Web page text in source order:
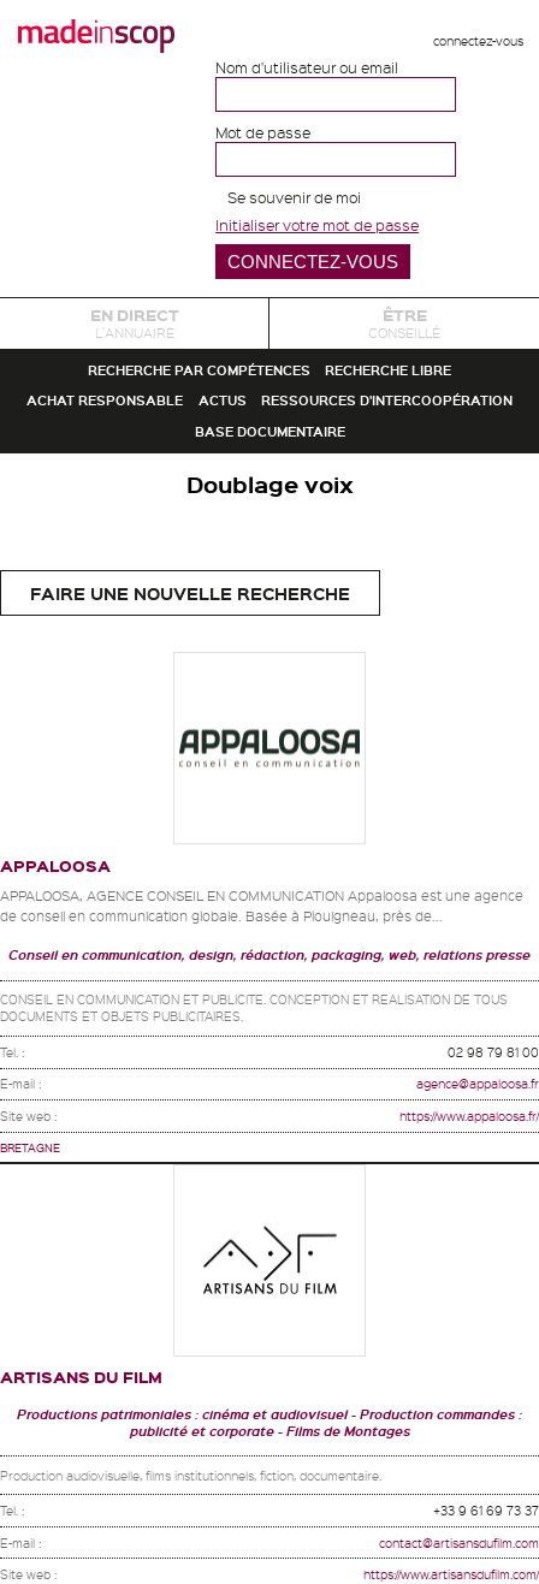
connectez-vous
Nom d'utilisateur ou email
Mot de passe
Se souvenir de moi
Initialiser votre mot de passe
EN DIRECT
L'ANNUAIRE
ÊTRE
CONSEILLÉ
RECHERCHE PAR COMPÉTENCES
RECHERCHE LIBRE
ACHAT RESPONSABLE
ACTUS
RESSOURCES D'INTERCOOPÉRATION
BASE DOCUMENTAIRE
Doublage voix
FAIRE UNE NOUVELLE RECHERCHE
APPALOOSA
APPALOOSA, AGENCE CONSEIL EN COMMUNICATION Appaloosa est une agence
de conseil en communication globale. Basée à Plouigneau, près de...
Conseil en communication, design, rédaction, packaging, web, relations presse
CONSEIL EN COMMUNICATION ET PUBLICITE. CONCEPTION ET REALISATION DE TOUS
DOCUMENTS ET OBJETS PUBLICITAIRES.
Tel. : 02 98 79 81 00
E-mail : agence@appaloosa.fr
Site web : https://www.appaloosa.fr/
BRETAGNE
ARTISANS DU FILM
Productions patrimoniales : cinéma et audiovisuel
Production commandes :
publicité et corporate
Films de Montages
Production audiovisuelle, films institutionnels, fiction, documentaire.
Tel. : +33 9 61 69 73 37
E-mail : contact@artisansdufilm.com
Site web : https://www.artisansdufilm.com/